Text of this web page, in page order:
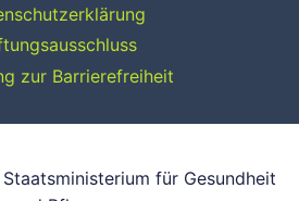
zur Barrierefreiheit